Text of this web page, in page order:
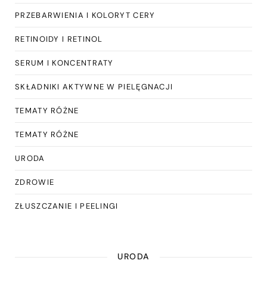
PRZEBARWIENIA I KOLORYT CERY
RETINOIDY I RETINOL
SERUM I KONCENTRATY
SKŁADNIKI AKTYWNE W PIELĘGNACJI
TEMATY RÓŻNE
TEMATY RÓŻNE
URODA
ZDROWIE
ZŁUSZCZANIE I PEELINGI
URODA